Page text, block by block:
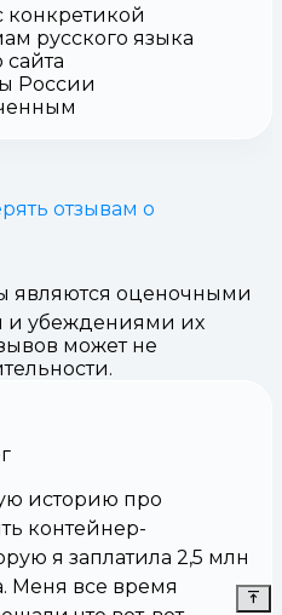
конкретикой
русского языка
сайта
России
отзывам о
являются оценочными
убеждениями их
может не
историю про
контейнер-
я заплатила 2,5 млн
Меня все время